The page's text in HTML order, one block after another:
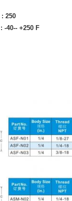
250
-40-- +250 F